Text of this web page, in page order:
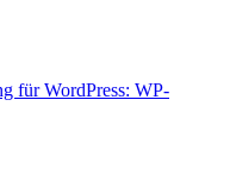
für WordPress: WP-